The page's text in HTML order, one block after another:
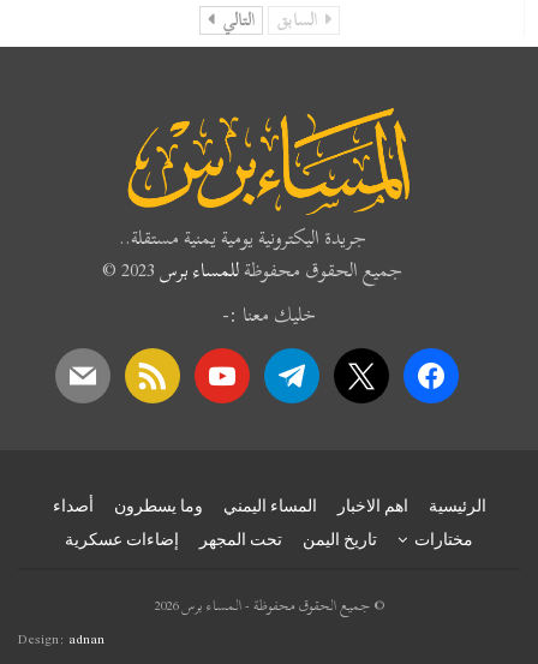
السابق التالي
جريدة اليكترونية يومية يمنية مستقلة..
جميع الحقوق محفوظةللمساء برس
خليك معنا :-
facebook
x
telegram
youtube
rss
mail
الرئيسية اهم الاخبار المساء اليمني وما يسطرون
أصداء
مختارات
تاريخ اليمن تحت المجهر إضاءات عسكرية
© جميع الحقوق محفوظة - المساء برس 2026
Design: adnan